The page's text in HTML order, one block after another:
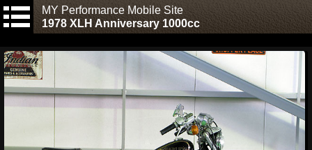
MY Performance Mobile Site
1978 XLH Anniversary 1000cc